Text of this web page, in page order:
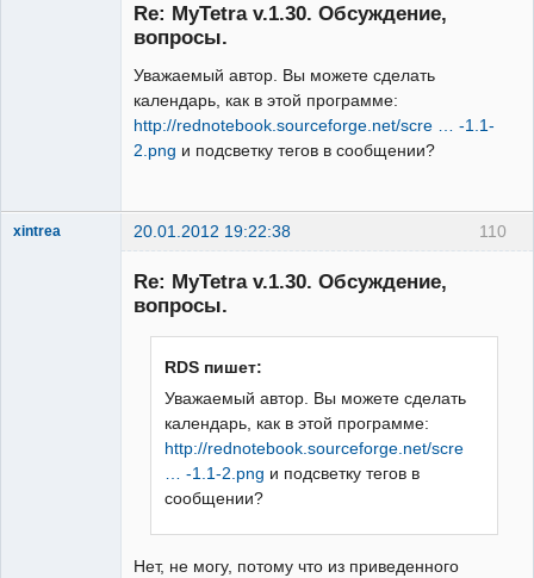
Re: MyTetra v.1.30. Обсуждение,
вопросы.
Уважаемый автор. Вы можете сделать
календарь, как в этой программе:
http://rednotebook.sourceforge.net/scre … -1.1-
2.png и подсветку тегов в сообщении?
110
xintrea 20.01.2012 19:22:38
Re: MyTetra v.1.30. Обсуждение,
вопросы.
RDS пишет:
Уважаемый автор. Вы можете сделать
календарь, как в этой программе:
http://rednotebook.sourceforge.net/scre
… -1.1-2.png и подсветку тегов в
сообщении?
Нет, не могу, потому что из приведенного